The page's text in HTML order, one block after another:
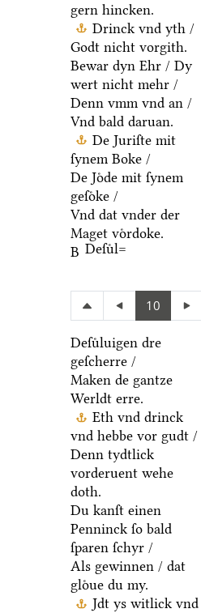
gern hincken.
Drinck vnd yth /
Godt nicht vorgith.
Bewar dyn Ehr / Dy
wert nicht mehr /
Denn vmm vnd an /
Vnd bald daruan.
De Juriſte mit
ſynem Boke /
De Joͤde mit ſynem
geſoͤke /
Vnd dat vnder der
Maget voͤrdoke.
B Deſuͤl=
10
Deſuͤluigen dre
geſcherre /
Maken de gantze
Werldt erre.
Eth vnd drinck
vnd hebbe vor gudt /
Denn tydtlick
vorderuent wehe
doth.
Du kanſt einen
Penninck ſo bald
ſparen ſchyr /
Als gewinnen / dat
gloͤue du my.
Jdt ys witlick vnd